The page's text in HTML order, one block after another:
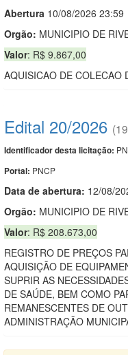
Abertura 10/08/2026 23:59
Orgão: MUNICIPIO DE
Valor: R$ 9.867,00
AQUISICAO DE COLECAO
Edital 20/2026
Identificador desta licitação:
Portal: PNCP
Data de abertura: 12/08/
Orgão: MUNICIPIO DE
Valor: R$ 208.673,00
REGISTRO DE PREÇOS
AQUISIÇÃO DE
SUPRIR AS
DE SAÚDE, BEM COMO
REMANESCENTES DE
ADMINISTRAÇÃO